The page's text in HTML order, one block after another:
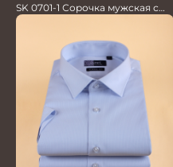
SK 0701-1 Сорочка мужская с
шёлком